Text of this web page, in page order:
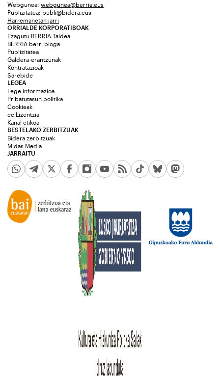
Webgunea: webgunea@berria.eus
Publizitatea: publi@bidera.eus
Harremanetan jarri
ORRIALDE KORPORATIBOAK
Ezagutu BERRIA Taldea
BERRIA berri bloga
Publizitatea
Galdera-erantzunak
Kontratazioak
Sarebide
JARRAITU
LEGEA
Lege informazioa
Pribatutasun politika
Cookieak
cc Lizentzia
Kanal etikoa
BESTELAKO ZERBITZUAK
Bidera zerbitzuak
Midas Media